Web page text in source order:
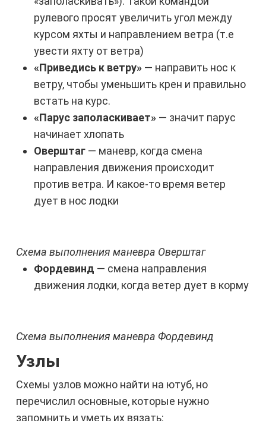
рулевого просят увеличить угол между
курсом яхты и направлением ветра (т.е
увести яхту от ветра)
«Приведись к ветру»— направить нос к
ветру, чтобы уменьшить крен и правильно
встать на курс.
«Парус заполаскивает»— значит парус
начинает хлопать
Оверштаг — маневр, когда смена
направления движения происходит
против ветра. И какое-то время ветер
дует в нос лодки
Схема выполнения маневра Оверштаг
Фордевинд — смена направления
движения лодки, когда ветер дует в корму
Схема выполнения маневра Фордевинд
Узлы
Схемы узлов можно найти на ютуб, но
перечислил основные, которые нужно
запомнить и уметь их вязать: